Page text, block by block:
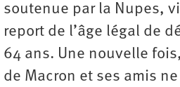
soutenue par la Nupes,
report de l’âge légal de
64 ans. Une nouvelle
de Macron et ses amis